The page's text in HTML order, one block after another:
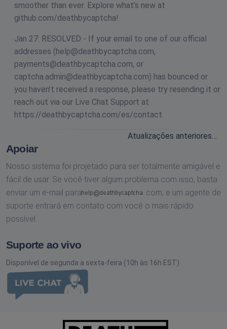
smoother than ever. Explore what’s new at
github.com/deathbycaptcha!
Jan 27: RESOLVED - If your email to one of our official
addresses (help@deathbycaptcha.com,
payments@deathbycaptcha.com, or
captcha.admin@deathbycaptcha.com) has bounced or
you haven’t received a response, please try resending it or
reach out via our Live Chat Support at
https://deathbycaptcha.com/es/contact.
Atualizações anteriores…
Apoiar
Nosso sistema foi projetado para ser totalmente amigável e
fácil de usar. Se você tiver algum problema com isso, basta
enviar um e-mail para
com, e um agente de
suporte entrará em contato com você o mais rápido
possível.
Suporte ao vivo
Disponível de segunda a sexta-feira (10h às 16h EST)